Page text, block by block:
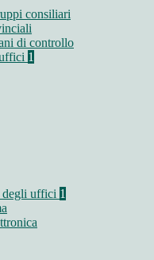
consiliari
di controllo
1
uffici 1